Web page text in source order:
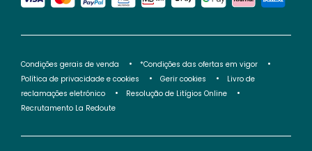
Condições gerais de venda
*Condições das ofertas em vigor
Política de privacidade e cookies
Gerir cookies
Livro de
reclamações eletrónico
Resolução de Litígios Online
Recrutamento La Redoute